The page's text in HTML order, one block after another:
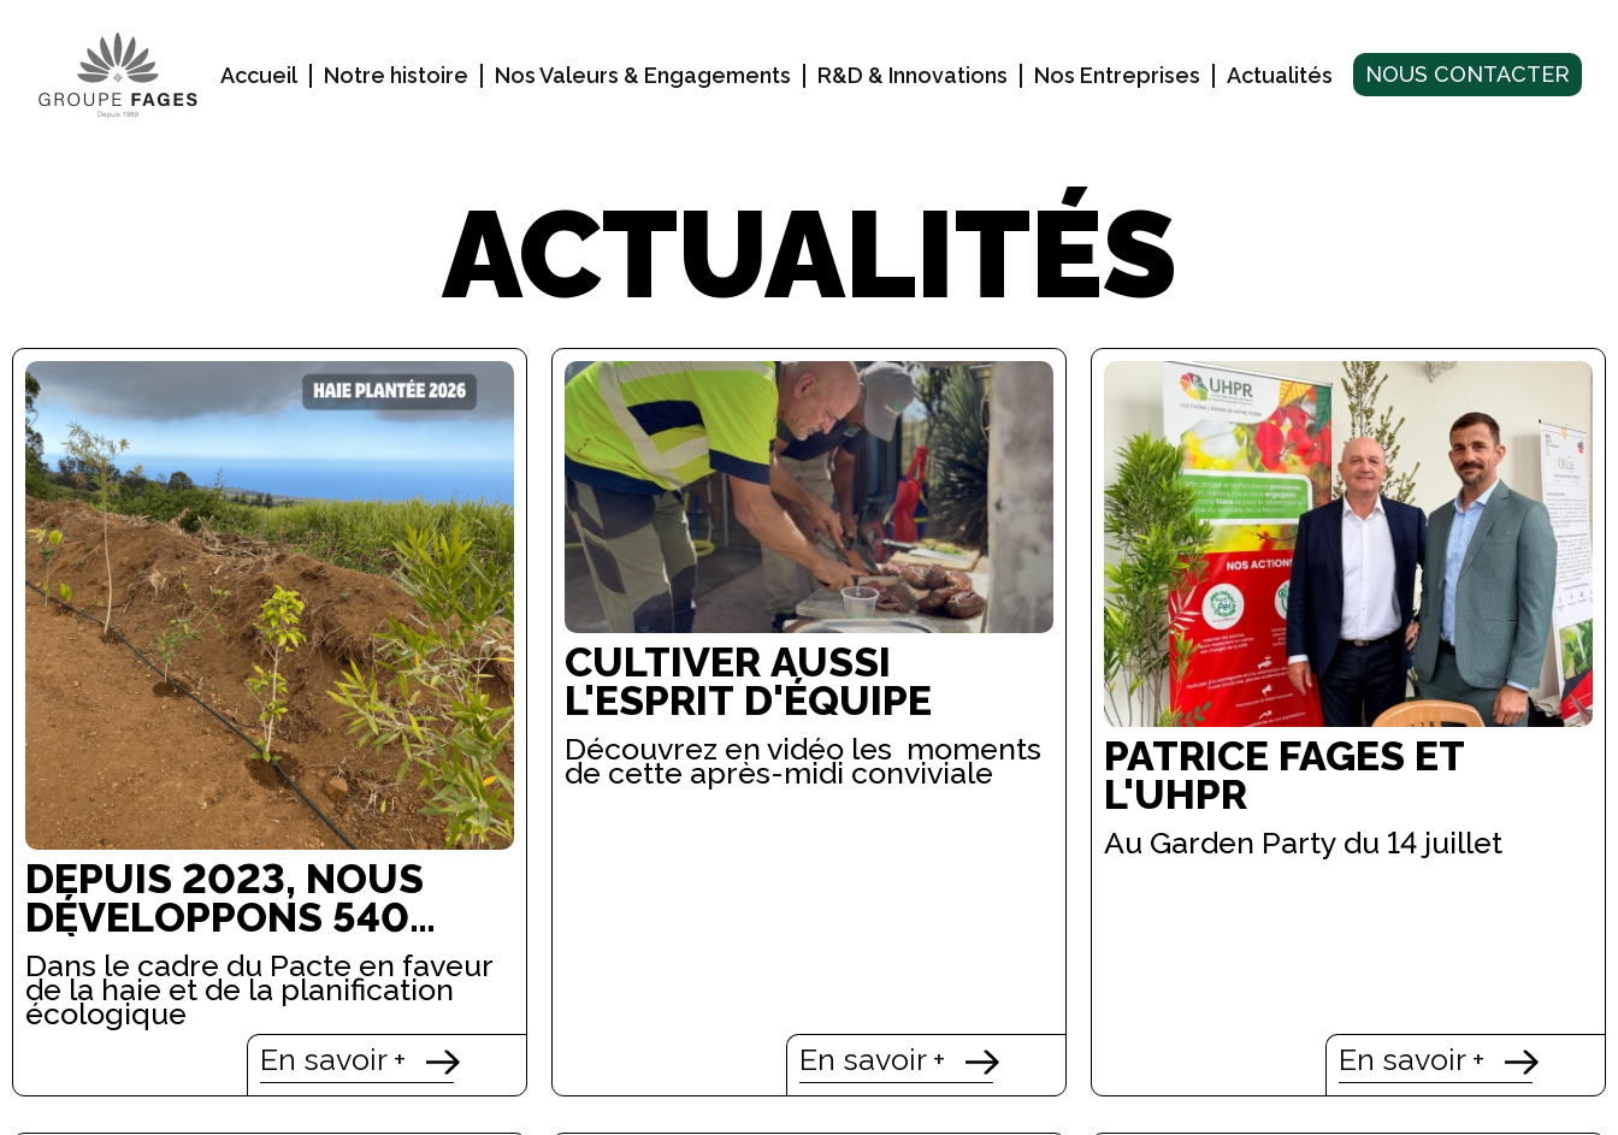
Accueil Notre histoire Nos Valeurs & Engagements R&D & Innovations Nos Entreprises Actualités NOUS CONTACTER
ACTUALITÉS
DEPUIS 2023, NOUS
DÉVELOPPONS 540
MÈTRES DE HAIES
AGROÉCOLOGIQUES
SUR NOS
EXPLOITATIONS
AGRICOLES
Dans le cadre du Pacte en faveur
de la haie et de la planification
écologique
En savoir +
CULTIVER AUSSI
L'ESPRIT D'ÉQUIPE
Découvrez en vidéo les moments
de cette après-midi conviviale
En savoir +
PATRICE FAGES ET
L'UHPR
Au Garden Party du 14 juillet
En savoir +